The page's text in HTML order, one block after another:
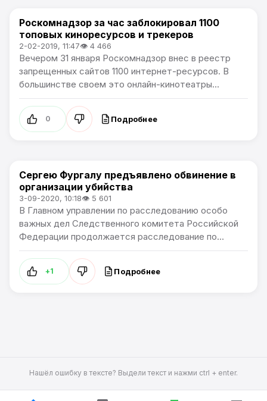
В России
Роскомнадзор за час заблокировал 1100
топовых киноресурсов и трекеров
2-02-2019, 11:47👁 4 466
Вечером 31 января Роскомнадзор внес в реестр
запрещенных сайтов 1100 интернет-ресурсов. В
большинстве своем это онлайн-кинотеатры...
0 Подробнее
В России
Сергею Фургалу предъявлено обвинение в
организации убийства
3-09-2020, 10:18👁 5 601
В Главном управлении по расследованию особо
важных дел Следственного комитета Российской
Федерации продолжается расследование по...
+1 Подробнее
Нашёл ошибку в тексте? Выдели текст и нажми ctrl + enter.